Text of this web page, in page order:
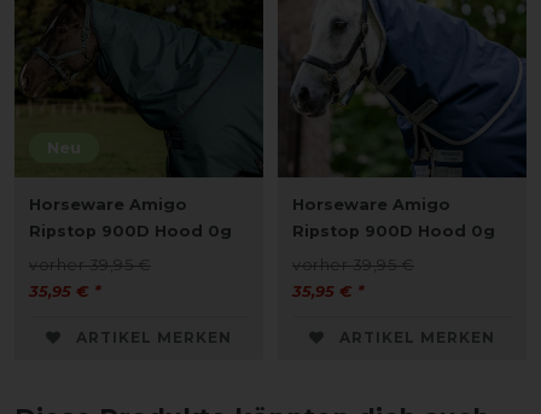
Neu
Horseware Amigo
Ripstop 900D Hood 0g
vorher 39,95 €
35,95 € *
ARTIKEL MERKEN
Horseware Amigo
Ripstop 900D Hood 0g
vorher 39,95 €
35,95 € *
ARTIKEL MERKEN